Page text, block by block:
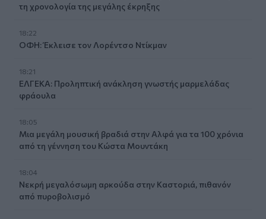
τη χρονολογία της μεγάλης έκρηξης
18:22
ΟΦΗ: Έκλεισε τον Λορέντσο Ντίκμαν
18:21
ΕΛΓΕΚΑ: Προληπτική ανάκληση γνωστής μαρμελάδας
φράουλα
18:05
Μια μεγάλη μουσική βραδιά στην Αλφά για τα 100 χρόνια
από τη γέννηση του Κώστα Μουντάκη
18:04
Νεκρή μεγαλόσωμη αρκούδα στην Καστοριά, πιθανόν
από πυροβολισμό